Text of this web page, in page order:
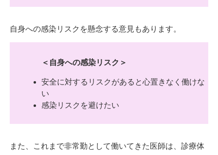
自身への感染リスクを懸念する意見もあります。
＜自身への感染リスク＞
安全に対するリスクがあると心置きなく働けな
い
感染リスクを避けたい
また、これまで非常勤として働いてきた医師は、診療体